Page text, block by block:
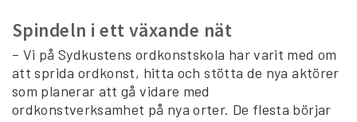
Spindeln i ett växande nät
– Vi på Sydkustens ordkonstskola har varit med om
att sprida ordkonst, hitta och stötta de nya aktörer
som planerar att gå vidare med
ordkonstverksamhet på nya orter. De flesta börjar